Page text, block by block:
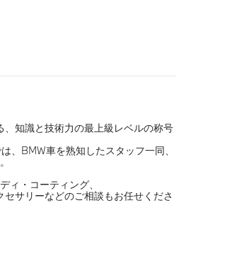
知識と技術力の最上級レベルの称号
、BMW車を熟知したスタッフ一同、
ィ・コーティング、
サリーなどのご相談もお任せくださ